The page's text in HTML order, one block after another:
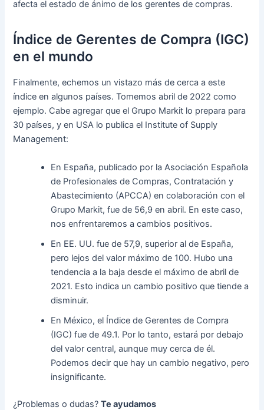
afecta el estado de ánimo de los gerentes de compras.
Índice de Gerentes de Compra (IGC)
en el mundo
Finalmente, echemos un vistazo más de cerca a este
índice en algunos países. Tomemos abril de 2022 como
ejemplo. Cabe agregar que el Grupo Markit lo prepara para
30 países, y en USA lo publica el Institute of Supply
Management:
En España, publicado por la Asociación Española
de Profesionales de Compras, Contratación y
Abastecimiento (APCCA) en colaboración con el
Grupo Markit, fue de 56,9 en abril. En este caso,
nos enfrentaremos a cambios positivos.
En EE. UU. fue de 57,9, superior al de España,
pero lejos del valor máximo de 100. Hubo una
tendencia a la baja desde el máximo de abril de
2021. Esto indica un cambio positivo que tiende a
disminuir.
En México, el Índice de Gerentes de Compra
(IGC) fue de 49.1. Por lo tanto, estará por debajo
del valor central, aunque muy cerca de él.
Podemos decir que hay un cambio negativo, pero
insignificante.
¿Problemas o dudas?Te ayudamos